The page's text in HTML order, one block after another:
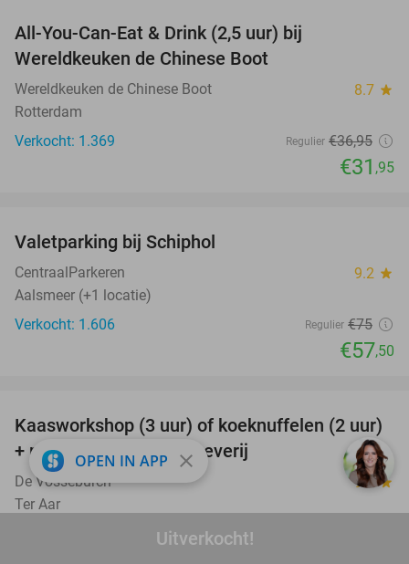
Uitverkocht!
All-You-Can-Eat & Drink (2,5 uur) bij
Wereldkeuken de Chinese Boot
Wereldkeuken de Chinese Boot 8.7 star
Rotterdam
Verkocht: 1.369
Regulier €36,95
€31 ,95
Valetparking bij Schiphol
CentraalParkeren 9.2 star
Aalsmeer (+1 locatie)
Verkocht: 1.606
Regulier €75
€57,50
45%
Kaasworkshop (3 uur) of koeknuffelen (2 uur)
+ rondleiding + kaasproeverij
De Vosseburch 9.9star
Ter Aar
OPEN IN APP close